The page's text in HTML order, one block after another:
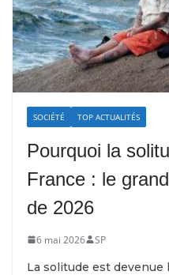
SOCIÉTÉ TOP ACTUALITÉS
Pourquoi la
France : le
de 2026
6 mai 2026 SP
La solitude est devenue